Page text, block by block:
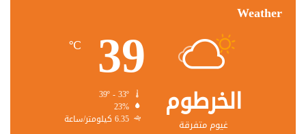
Weather
الخرطوم
غيوم متفرقة
39
℃
23%
6.35 كيلومتر/ساعة